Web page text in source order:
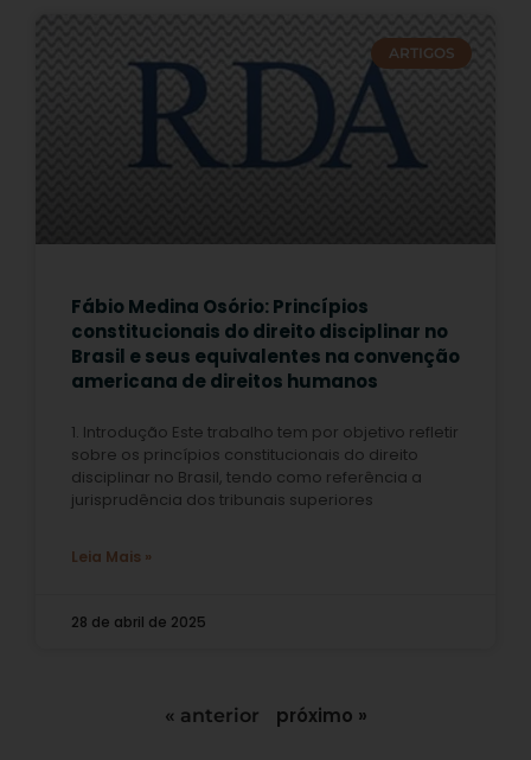
ARTIGOS
Fábio Medina Osório: Princípios
constitucionais do direito disciplinar no
Brasil e seus equivalentes na convenção
americana de direitos humanos
1. Introdução Este trabalho tem por objetivo refletir
sobre os princípios constitucionais do direito
disciplinar no Brasil, tendo como referência a
jurisprudência dos tribunais superiores
Leia Mais »
28 de abril de 2025
« anterior próximo »